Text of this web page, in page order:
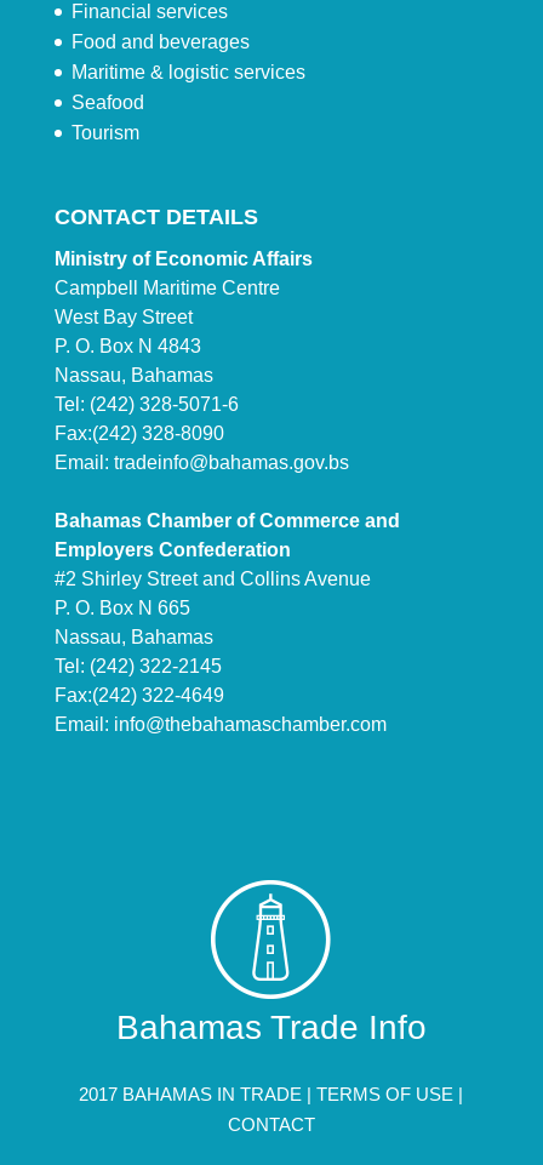
Financial services
Food and beverages
Maritime & logistic services
Seafood
Tourism
CONTACT DETAILS
Ministry of Economic Affairs
Campbell Maritime Centre
West Bay Street
P. O. Box N 4843
Nassau, Bahamas
Tel: (242) 328-5071-6
Fax:(242) 328-8090
Email: tradeinfo@bahamas.gov.bs
Bahamas Chamber of Commerce and
Employers Confederation
#2 Shirley Street and Collins Avenue
P. O. Box N 665
Nassau, Bahamas
Tel: (242) 322-2145
Fax:(242) 322-4649
Email: info@thebahamaschamber.com
Bahamas Trade Info
2017 BAHAMAS IN TRADE |TERMS OF USE |
CONTACT